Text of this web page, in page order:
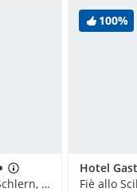
Fiè allo Sciliar / Völs am Schlern, Italien
100%